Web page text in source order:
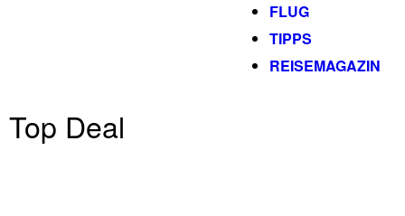
FLUG
TIPPS
REISEMAGAZIN
Top Deal